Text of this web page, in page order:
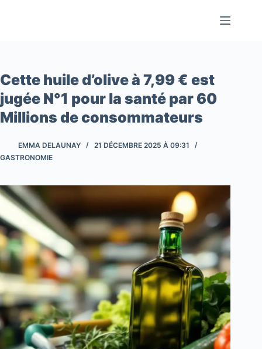
Cette huile d’olive à 7,99 € est
jugée N°1 pour la santé par 60
Millions de consommateurs
EMMA DELAUNAY
21 DÉCEMBRE 2025 À 09:31
GASTRONOMIE